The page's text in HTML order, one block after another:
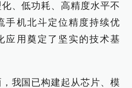
、低功耗、高精度水平不
手机北斗定位精度持续优
应用奠定了坚实的技术基
我国已构建起从芯片、模